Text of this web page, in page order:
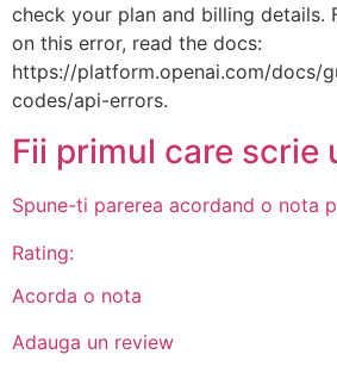
check your plan and billing details.
on this error, read the docs:
https://platform.openai.com/docs/
codes/api-errors.
Fii primul care scrie
Spune-ti parerea acordand o nota
Rating:
Acorda o nota
Adauga un review